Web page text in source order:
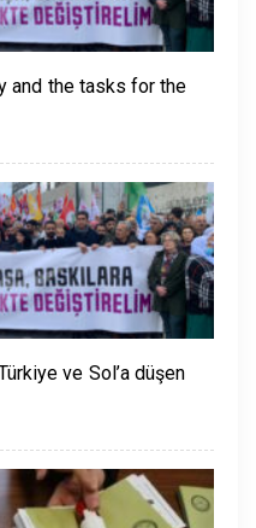
and the tasks for the
ve Sol’a düşen